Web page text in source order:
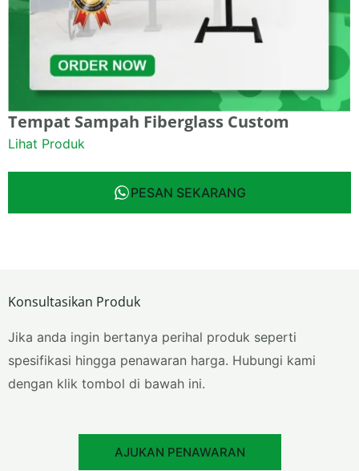
Tempat Sampah Fiberglass Custom
Lihat Produk
PESAN SEKARANG
Konsultasikan Produk
Jika anda ingin bertanya perihal produk seperti
spesifikasi hingga penawaran harga. Hubungi kami
dengan klik tombol di bawah ini.
AJUKAN PENAWARAN